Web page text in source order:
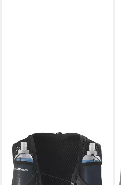
SALOMON
Trinkrucksack ACTIVE SKIN
8, mit Trinksystem, inklusive
Soft Flask, 8 Liter Volumen